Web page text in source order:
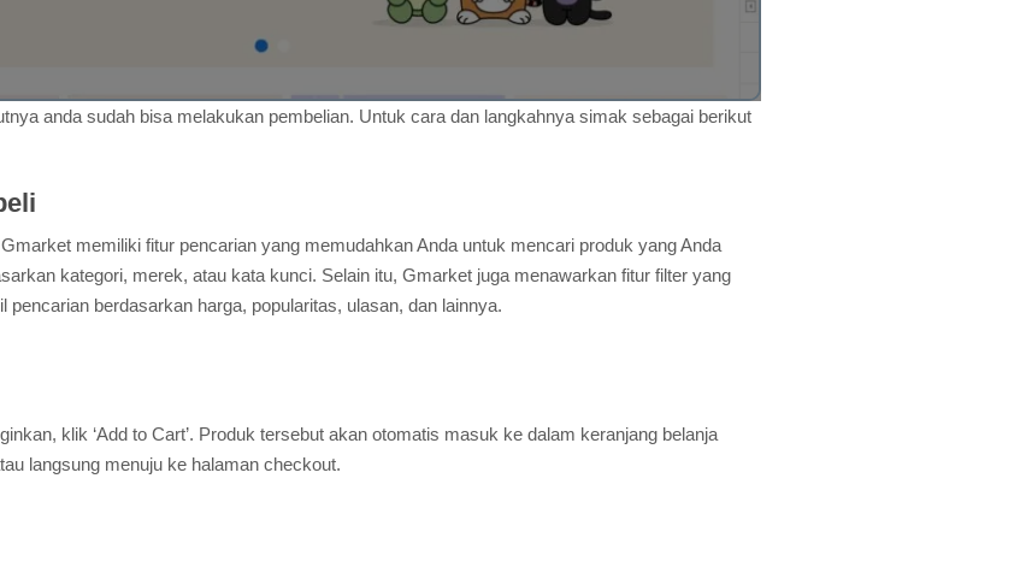
anda sudah bisa melakukan pembelian. Untuk cara dan langkahnya simak sebagai berikut
memiliki fitur pencarian yang memudahkan Anda untuk mencari produk yang Anda
kategori, merek, atau kata kunci. Selain itu, Gmarket juga menawarkan fitur filter yang
berdasarkan harga, popularitas, ulasan, dan lainnya.
klik ‘Add to Cart’. Produk tersebut akan otomatis masuk ke dalam keranjang belanja
langsung menuju ke halaman checkout.